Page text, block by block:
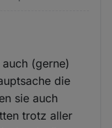
(gerne)
die
sie auch
trotz aller